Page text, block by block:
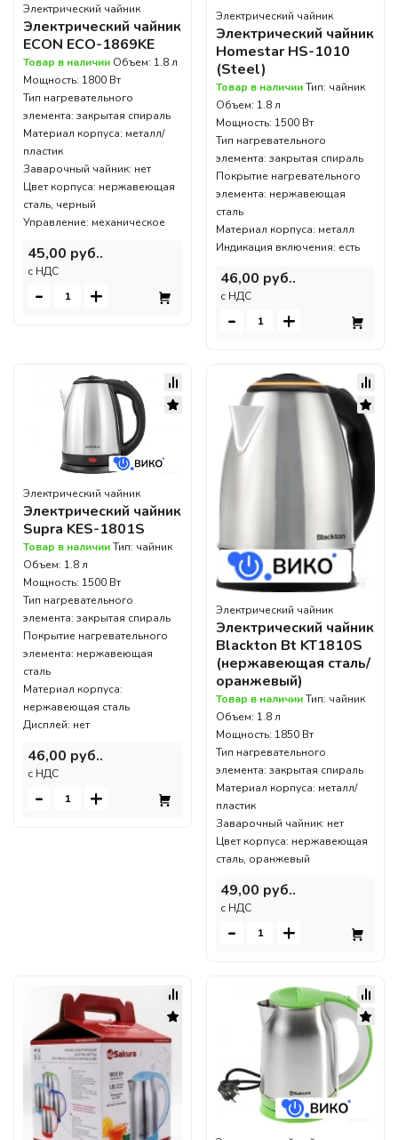
Электрический чайник
Электрический чайник
ECON ECO-1869KE
Товар в наличии Объем: 1.8 л
Мощность: 1800 Вт
Тип нагревательного
элемента: закрытая спираль
Материал корпуса: металл/
пластик
Заварочный чайник: нет
Цвет корпуса: нержавеющая
сталь, черный
Управление: механическое
45,00 руб..
c НДС
- +
Электрический чайник
Электрический чайник
Homestar HS-1010
(Steel)
Товар в наличииТип: чайник
Объем: 1.8 л
Мощность: 1500 Вт
Тип нагревательного
элемента: закрытая спираль
Покрытие нагревательного
элемента: нержавеющая
сталь
Материал корпуса: металл
Индикация включения: есть
46,00 руб..
c НДС
- +
Электрический чайник
Электрический чайник
Supra KES-1801S
Товар в наличииТип: чайник
Объем: 1.8 л
Мощность: 1500 Вт
Тип нагревательного
элемента: закрытая спираль
Покрытие нагревательного
элемента: нержавеющая
сталь
Материал корпуса:
нержавеющая сталь
Дисплей: нет
46,00 руб..
c НДС
- +
Электрический чайник
Электрический чайник
Blackton Bt KT1810S
(нержавеющая сталь/
оранжевый)
Товар в наличииТип: чайник
Объем: 1.8 л
Мощность: 1850 Вт
Тип нагревательного
элемента: закрытая спираль
Материал корпуса: металл/
пластик
Заварочный чайник: нет
Цвет корпуса: нержавеющая
сталь, оранжевый
49,00 руб..
c НДС
- +